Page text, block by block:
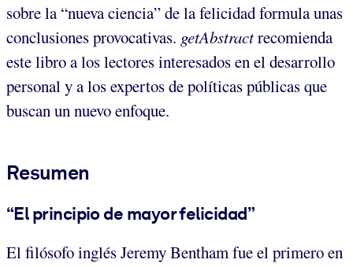
sobre la “nueva ciencia” de la felicidad formula unas
conclusiones provocativas. getAbstractrecomienda
este libro a los lectores interesados en el desarrollo
personal y a los expertos de políticas públicas que
buscan un nuevo enfoque.
Resumen
“El principio de mayor felicidad”
El filósofo inglés Jeremy Bentham fue el primero en